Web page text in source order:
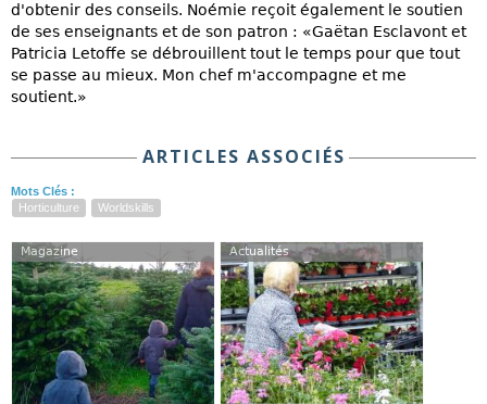
d'obtenir des conseils. Noémie reçoit également le soutien
de ses enseignants et de son patron : «Gaëtan Esclavont et
Patricia Letoffe se débrouillent tout le temps pour que tout
se passe au mieux. Mon chef m'accompagne et me
soutient.»
ARTICLES ASSOCIÉS
Mots Clés :
Horticulture
Worldskills
Magazine Actualités